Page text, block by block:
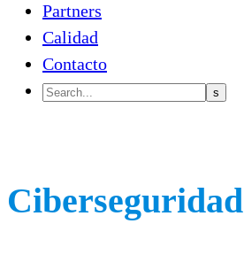
Partners
Calidad
Contacto
Ciberseguridad